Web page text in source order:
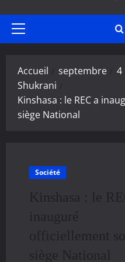
Menu
Accueil septembre 4
Shukrani
Kinshasa : le REC a
siège National
Société
Kinshasa : le
inauguré
officiellement
siège National